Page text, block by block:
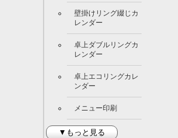
壁掛けリング綴じカ
レンダー
卓上ダブルリングカ
レンダー
卓上エコリングカレ
ンダー
メニュー印刷
▼もっと見る